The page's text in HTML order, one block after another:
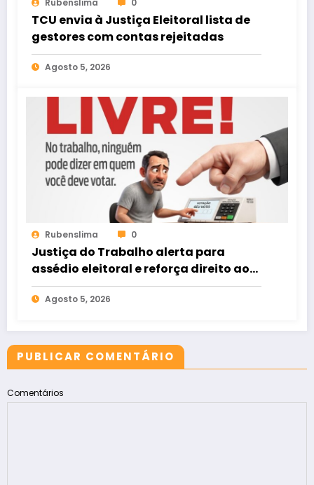
Rubenslima 0
TCU envia à Justiça Eleitoral lista de
gestores com contas rejeitadas
Agosto 5, 2026
Rubenslima 0
Justiça do Trabalho alerta para
assédio eleitoral e reforça direito ao
voto livre nas relações de trabalho
Agosto 5, 2026
PUBLICAR COMENTÁRIO
Comentários